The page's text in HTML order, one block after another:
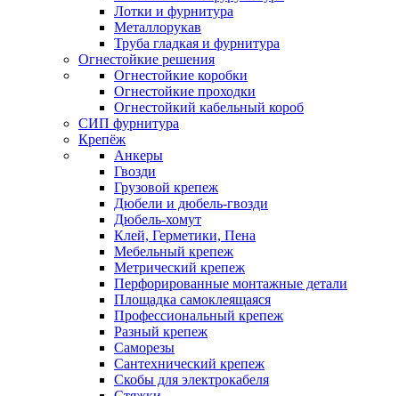
Лотки и фурнитура
Металлорукав
Труба гладкая и фурнитура
Огнестойкие решения
Огнестойкие коробки
Огнестойкие проходки
Огнестойкий кабельный короб
СИП фурнитура
Крепёж
Анкеры
Гвозди
Грузовой крепеж
Дюбели и дюбель-гвозди
Дюбель-хомут
Клей, Герметики, Пена
Мебельный крепеж
Метрический крепеж
Перфорированные монтажные детали
Площадка самоклеящаяся
Профессиональный крепеж
Разный крепеж
Саморезы
Сантехнический крепеж
Скобы для электрокабеля